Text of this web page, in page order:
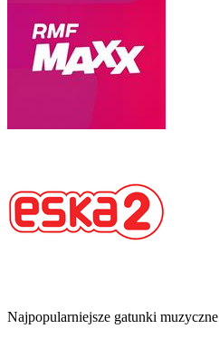
Najpopularniejsze gatunki muzyczne